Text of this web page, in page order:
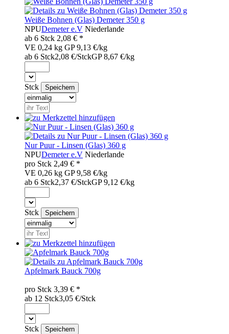
Weiße Bohnen (Glas) Demeter 350 g
NPUDemeter e.V Niederlande
ab 6 Stck 2,08 € *
VE 0,24 kg GP 9,13 €/kg
ab 6 Stck2,08 €/StckGP 8,67 €/kg
Stck
Nur Puur - Linsen (Glas) 360 g
NPUDemeter e.V Niederlande
pro Stck 2,49 € *
VE 0,26 kg GP 9,58 €/kg
ab 6 Stck2,37 €/StckGP 9,12 €/kg
Stck
Apfelmark Bauck 700g
pro Stck 3,39 € *
ab 12 Stck3,05 €/Stck
Stck